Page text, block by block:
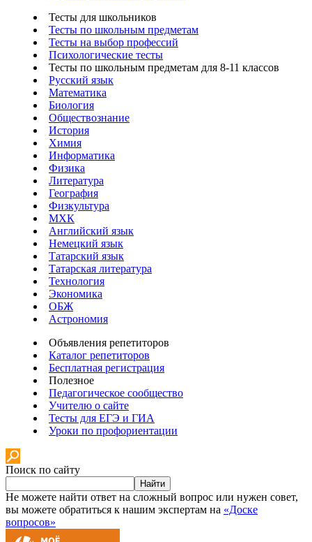
Тесты для школьников
Тесты по школьным предметам
Тесты на выбор профессий
Психологические тесты
Тесты по школьным предметам для 8-11 классов
Русский язык
Математика
Биология
Обществознание
История
Химия
Информатика
Физика
Литература
География
Физкультура
МХК
Английский язык
Немецкий язык
Татарский язык
Татарская литература
Технология
Экономика
ОБЖ
Астрономия
Объявления репетиторов
Каталог репетиторов
Бесплатная регистрация
Полезное
Педагогическое сообщество
Учителю о сайте
Тесты для ЕГЭ и ГИА
Уроки по профориентации
Поиск по сайту
Найти
Не можете найти ответ на сложный вопрос или нужен совет,
вы можете обратиться к нашим экспертам на «Доске
вопросов»